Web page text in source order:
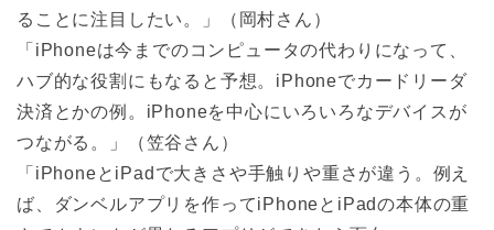
ることに注目したい。」（岡村さん）
「iPhoneは今までのコンピュータの代わりになって、
ハブ的な役割にもなると予想。iPhoneでカードリーダ
決済とかの例。iPhoneを中心にいろいろなデバイスが
つながる。」（笠谷さん）
「iPhoneとiPadで大きさや手触りや重さが違う。例え
ば、ダンベルアプリを作ってiPhoneとiPadの本体の重